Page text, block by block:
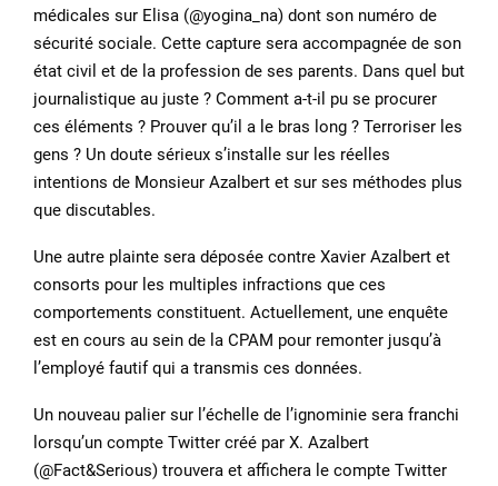
médicales sur Elisa (@yogina_na) dont son numéro de
sécurité sociale. Cette capture sera accompagnée de son
état civil et de la profession de ses parents. Dans quel but
journalistique au juste ? Comment a-t-il pu se procurer
ces éléments ? Prouver qu’il a le bras long ? Terroriser les
gens ? Un doute sérieux s’installe sur les réelles
intentions de Monsieur Azalbert et sur ses méthodes plus
que discutables.
Une autre plainte sera déposée contre Xavier Azalbert et
consorts pour les multiples infractions que ces
comportements constituent. Actuellement, une enquête
est en cours au sein de la CPAM pour remonter jusqu’à
l’employé fautif qui a transmis ces données.
Un nouveau palier sur l’échelle de l’ignominie sera franchi
lorsqu’un compte Twitter créé par X. Azalbert
(@Fact&Serious) trouvera et affichera le compte Twitter